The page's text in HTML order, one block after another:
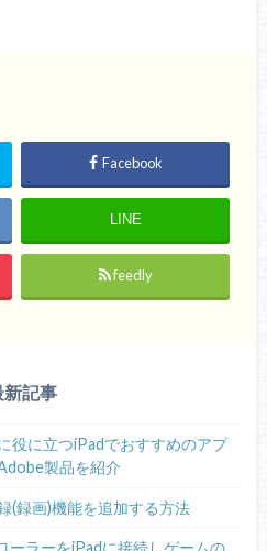
Facebook
LINE
feedly
新記事
役に立つiPadでおすすめのアプ
製品を紹介
(録画)機能を追加する方法
ーラーをiPadに接続しゲームの